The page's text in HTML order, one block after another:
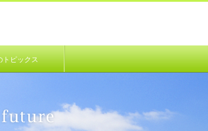
トピックス